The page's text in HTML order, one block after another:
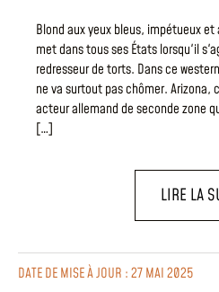
Blond aux yeux bleus, impétueux
met dans tous ses États lorsqu'il
redresseur de torts. Dans ce
ne va surtout pas chômer. Arizona,
acteur allemand de seconde zone
[…]
LIRE LA
DATE DE MISE À JOUR : 27 MAI 2025